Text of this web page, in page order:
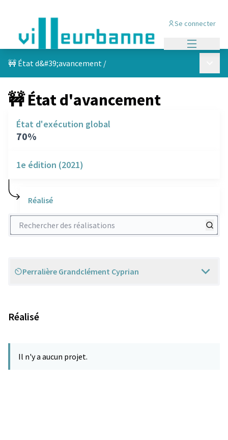
Se connecter
🚧 État d&#39;avancement /
🚧 État d'avancement
État d'exécution global
70%
1e édition (2021)
Réalisé
Rechercher des réalisations
Scope
Perralière Grandclément Cyprian
Réalisé
Il n'y a aucun projet.